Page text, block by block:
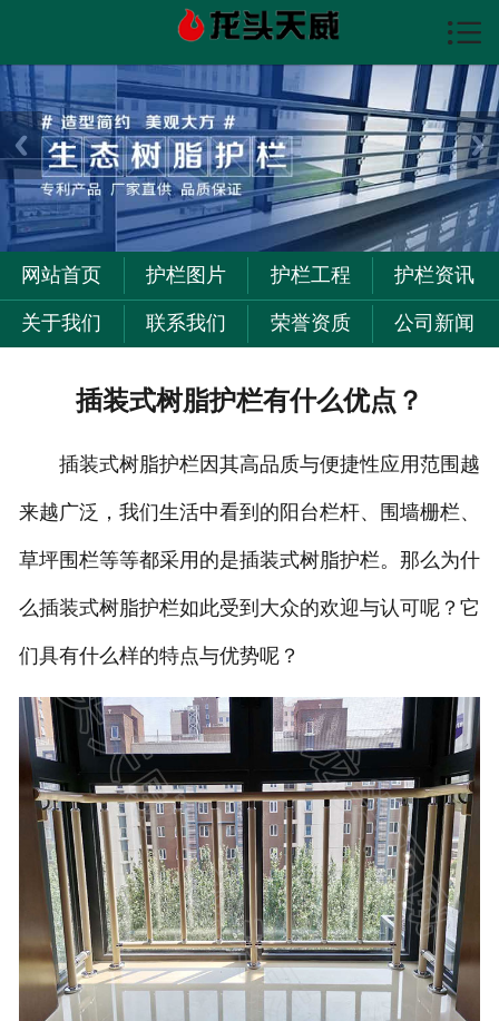

护栏图片
护栏资讯
护栏工程
关于我们
联系我们

网站首页 护栏图片 护栏工程 护栏资讯
关于我们 联系我们 荣誉资质 公司新闻
插装式树脂护栏有什么优点？
插装式树脂护栏因其高品质与便捷性应用范围越
来越广泛，我们生活中看到的阳台栏杆、围墙栅栏、
草坪围栏等等都采用的是插装式树脂护栏。那么为什
么插装式树脂护栏如此受到大众的欢迎与认可呢？它
们具有什么样的特点与优势呢？